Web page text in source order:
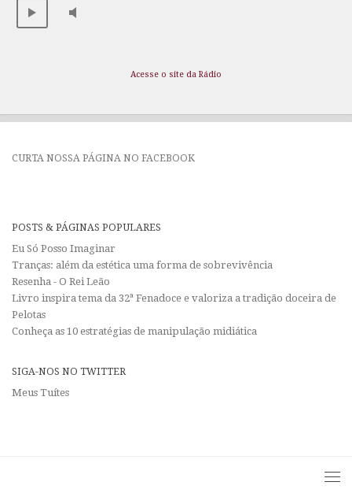
Acesse o site da Rádio
CURTA NOSSA PÁGINA NO FACEBOOK
POSTS & PÁGINAS POPULARES
Eu Só Posso Imaginar
Tranças: além da estética uma forma de sobrevivência
Resenha - O Rei Leão
Livro inspira tema da 32ª Fenadoce e valoriza a tradição doceira de
Pelotas
Conheça as 10 estratégias de manipulação midiática
SIGA-NOS NO TWITTER
Meus Tuítes